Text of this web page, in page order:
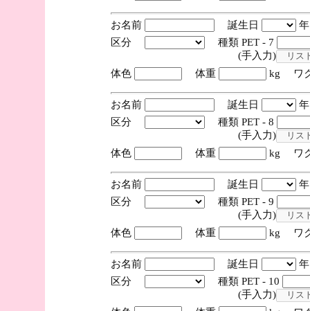
お名前 誕生日
区分
種類 PET - 7
(手入力)
体色
体重 kg ワ
お名前 誕生日
区分
種類 PET - 8
(手入力)
体色
体重 kg ワ
お名前 誕生日
区分
種類 PET - 9
(手入力)
体色
体重 kg ワ
お名前 誕生日
区分
種類 PET - 10
(手入力)